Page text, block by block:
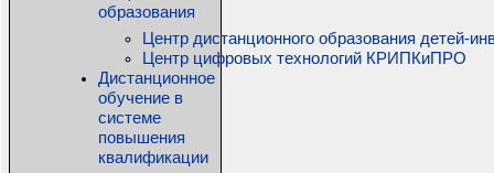
образования
Центр дистанционного образования детей-
Центр цифровых технологий КРИПКиПРО
Дистанционное
обучение в
системе
повышения
квалификации